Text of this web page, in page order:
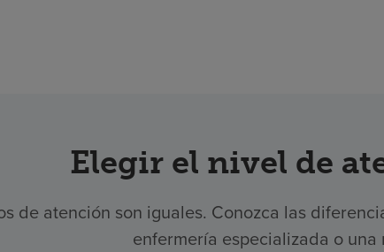
Elegir el nivel de
de atención son iguales. Conozca las
enfermería especializada o